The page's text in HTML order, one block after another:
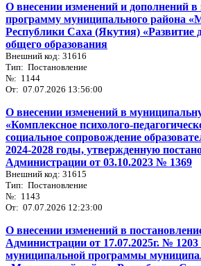
О внесении изменений и дополнений
программу муниципального района
Республики Саха (Якутия) «Развитие
общего образования
Внешний код: 31616
Тип: Постановление
№: 1144
От: 07.07.2026 13:56:00
О внесении изменений в
«Комплексное психолого-
социальное сопровождение
2024-2028 годы, утвержденную
Администрации от 03.10.2023 № 1369
Внешний код: 31615
Тип: Постановление
№: 1143
От: 07.07.2026 12:23:00
О внесении изменений в
Администрации от 17.07.2025г. №
муниципальной программы